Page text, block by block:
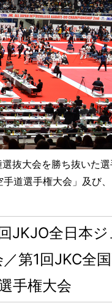
抜大会を勝ち抜いた
道選手権大会」及び
JKJO全日本ジ
第1回JKC全
手権大会